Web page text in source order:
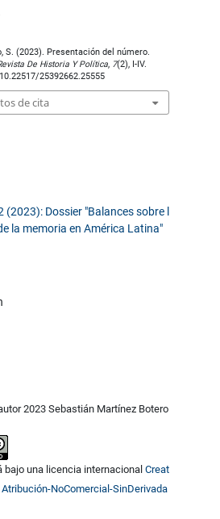
S. (2023). Presentación del número.
De Historia Y Política, 7(2), I-IV.
25392662.25555
de cita
(2023): Dossier "Balances sobre l
la memoria en América Latina"
2023 Sebastián Martínez Botero
bajo una licencia internacional Creat
NoComercial-SinDerivada